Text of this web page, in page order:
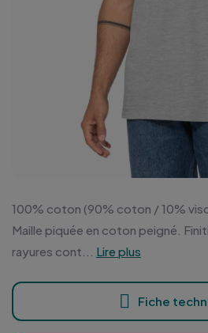
100% coton (90% coton / 10%
Maille piquée en coton peigné.
rayures cont...
Lire plus
Fiche